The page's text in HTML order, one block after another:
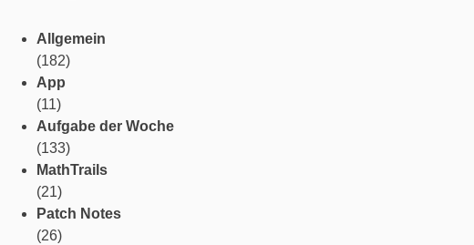
Allgemein
(182)
App
(11)
Aufgabe der Woche
(133)
MathTrails
(21)
Patch Notes
(26)